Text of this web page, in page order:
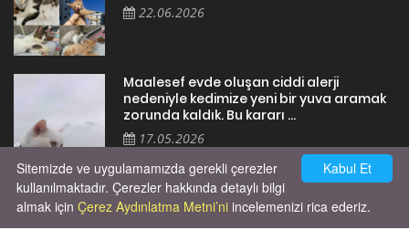
22.06.2026
Maalesef evde oluşan ciddi alerji
nedeniyle kedimize yeni bir yuva aramak
zorunda kaldık. Bu kararı ...
17.05.2026
Kabul Et
Sitemizde ve uygulamamızda gerekli çerezler
kullanılmaktadır. Çerezler hakkında detaylı bilgi
almak için Çerez Aydınlatma Metni’ni incelemenizi rica ederiz.